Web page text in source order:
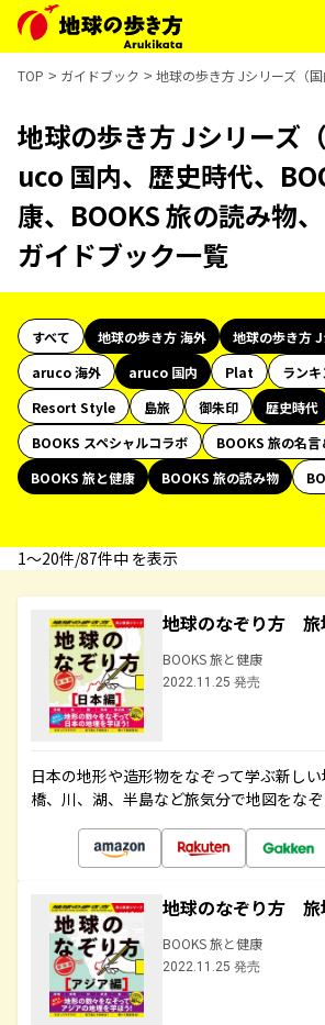
TOP ガイドブック 地球の歩き方 Jシリーズ（
地球の歩き方 Jシリーズ
uco 国内、歴史時代、
康、BOOKS 旅の読み物
ガイドブック一覧
すべて 地球の歩き方 海外
地球の歩き方 J
aruco 海外
aruco 国内 Plat
ラン
Resort Style
島旅 御朱印 歴史時代
BOOKS スペシャルコラボ
BOOKS 旅の名言
BOOKS 旅と健康
BOOKS 旅の読み物
1〜20件/87件中 を表示
地球のなぞり方
BOOKS 旅と健康
2022.11.25 発売
日本の地形や造形物をなぞって学ぶ新し
橋、川、湖、半島など旅気分で地図をなぞ
地球のなぞり方
BOOKS 旅と健康
2022.11.25 発売